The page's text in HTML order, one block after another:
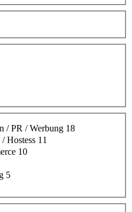
/ PR / Werbung 18
Hostess 11
10
5